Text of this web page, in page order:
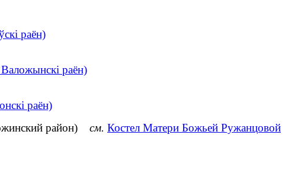
раён)
раён)
раён)
район) см. Костел Матери Божьей Ружанцовой